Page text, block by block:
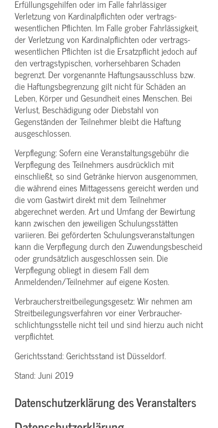
Erfüllungsgehilfen oder im Falle fahrlässiger
Verletzung von Kardinalpflichten oder vertrags­
wesentlichen Pflichten. Im Falle grober Fahrlässigkeit,
der Verletzung von Kardinalpflichten oder vertrags­
wesentlichen Pflichten ist die Ersatzpflicht jedoch auf
den vertragstypischen, vorhersehbaren Schaden
begrenzt. Der vorgenannte Haftungs­ausschluss bzw.
die Haftungs­begrenzung gilt nicht für Schäden an
Leben, Körper und Gesundheit eines Menschen. Bei
Verlust, Beschädigung oder Diebstahl von
Gegenständen der Teilnehmer bleibt die Haftung
ausgeschlossen.
Verpflegung: Sofern eine Veranstaltungs­gebühr die
Verpflegung des Teilnehmers ausdrücklich mit
einschließt, so sind Getränke hiervon ausgenommen,
die während eines Mittagessens gereicht werden und
die vom Gastwirt direkt mit dem Teilnehmer
abgerechnet werden. Art und Umfang der Bewirtung
kann zwischen den jeweiligen Schulungsstätten
variieren. Bei geförderten Schulungs­veranstaltungen
kann die Verpflegung durch den Zuwendungs­bescheid
oder grundsätzlich ausgeschlossen sein. Die
Verpflegung obliegt in diesem Fall dem
Anmeldenden/­Teilnehmer auf eigene Kosten.
Verbraucher­streitbeilegungs­gesetz: Wir nehmen am
Streit­beilegungs­verfahren vor einer Verbraucher­
schlichtungs­stelle nicht teil und sind hierzu auch nicht
verpflichtet.
Gerichtsstand: Gerichtsstand ist Düsseldorf.
Stand: Juni 2019
Datenschutzerklärung des Veranstalters